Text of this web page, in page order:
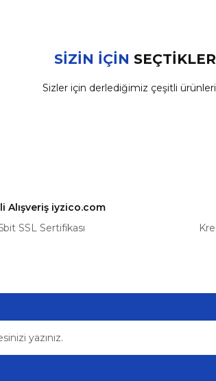
Bu ürüne ilk yorumu siz yapın!
Yorum Yaz
SİZİN İÇİN
Sizler için derlediğimiz çeşitli
Alışveriş iyzico.com
SSL Sertifikası